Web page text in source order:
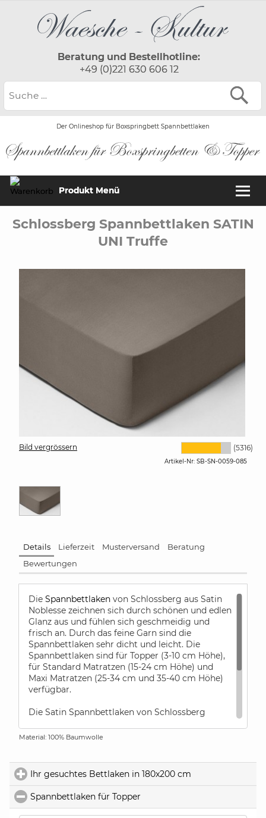
Beratung und Bestellhotline:
+49 (0)221 630 606 12
Der Onlineshop für Boxspringbett Spannbettlaken
Produkt Menü
Schlossberg Spannbettlaken SATIN
UNI Truffe
Bild vergrössern (5316)
Artikel-Nr: SB-SN-0059-085
Details Lieferzeit Musterversand
Beratung
Bewertungen
Die Spannbettlaken von Schlossberg aus Satin
Noblesse zeichnen sich durch schönen und edlen
Glanz aus und fühlen sich geschmeidig und
frisch an. Durch das feine Garn sind die
Spannbettlaken sehr dicht und leicht. Die
Spannbettlaken sind für Topper (3-10 cm Höhe),
für Standard Matratzen (15-24 cm Höhe) und
Maxi Matratzen (25-34 cm und 35-40 cm Höhe)
verfügbar.
Die Satin Spannbettlaken von Schlossberg
bitten wir Sie am Ende Ihres Bestellvorgangs im
die Spannbettlaken nach dem ersten Waschen
perfekt Ihre Matratze umhüllen.
Material: 100% Baumwolle
Ihr gesuchtes Bettlaken in 180x200 cm
Spannbettlaken für Topper